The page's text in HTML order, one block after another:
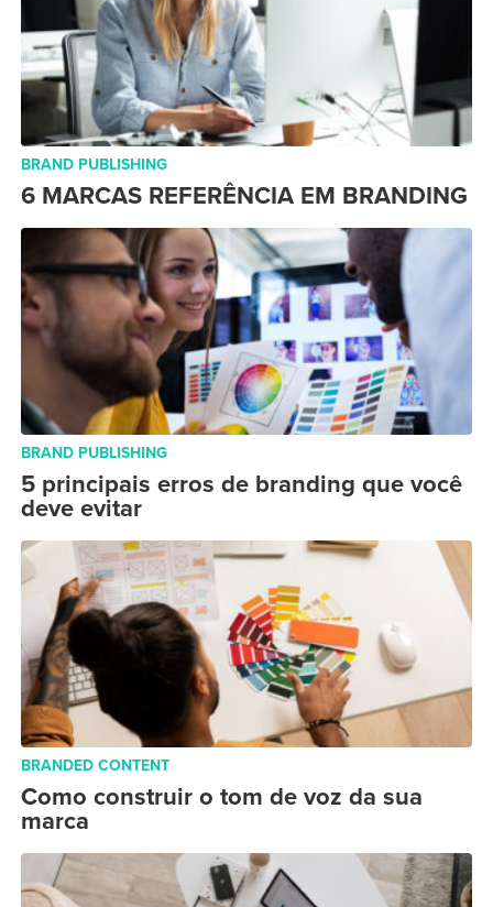
BRAND PUBLISHING
6 MARCAS REFERÊNCIA EM BRANDING
BRAND PUBLISHING
5 principais erros de branding que você
deve evitar
BRANDED CONTENT
Como construir o tom de voz da sua
marca